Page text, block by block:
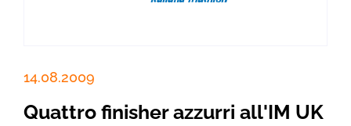
14.08.2009
Quattro finisher azzurri all'IM UK